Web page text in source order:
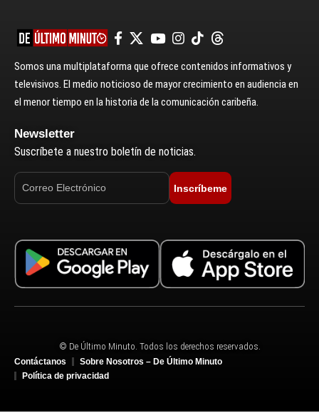
Somos una multiplataforma que ofrece contenidos informativos y
televisivos. El medio noticioso de mayor crecimiento en audiencia en
el menor tiempo en la historia de la comunicación caribeña.
Newsletter
Suscríbete a nuestro boletín de noticias.
Inscríbeme
© De Último Minuto. Todos los derechos reservados.
Contáctanos
Sobre Nosotros – De Último Minuto
Política de privacidad